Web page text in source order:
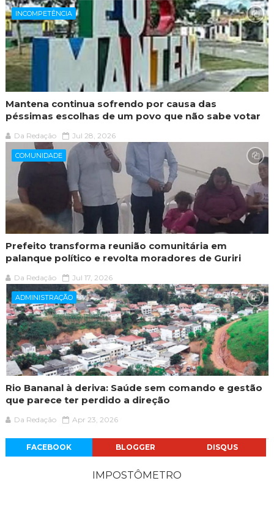
INCOMPETÊNCIA
Mantena continua sofrendo por causa das
péssimas escolhas de um povo que não sabe votar
Da Redação Jul 28, 2026
COMUNIDADE
Prefeito transforma reunião comunitária em
palanque político e revolta moradores de Guriri
Da Redação Jul 17, 2026
ADMINISTRAÇÃO
Rio Bananal à deriva: Saúde sem comando e gestão
que parece ter perdido a direção
Da Redação Apr 23, 2026
FACEBOOK BLOGGER DISQUS
IMPOSTÔMETRO